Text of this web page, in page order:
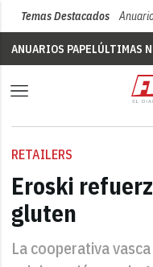
Temas Destacados
ANUARIOS PAPELÚLTIMAS
RETAILERS
Eroski
gluten
La cooperativa